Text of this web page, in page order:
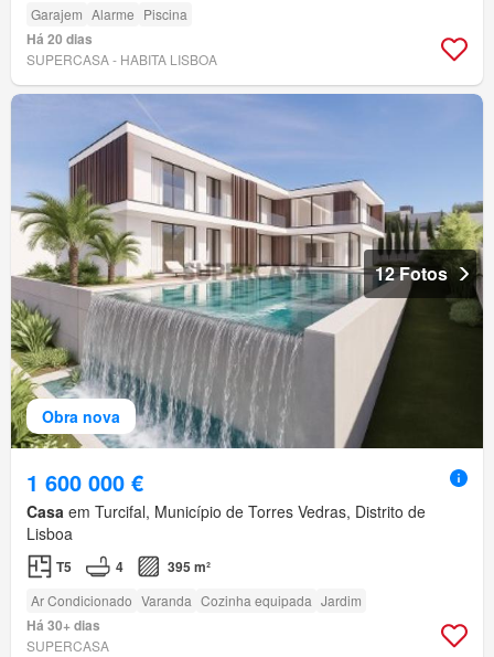
Garajem Alarme Piscina
Há 20 dias
SUPERCASA - HABITA LISBOA
Obra nova
12 Fotos
1 600 000 €
Casa em Turcifal, Município de Torres Vedras, Distrito de
Lisboa
T5 4 395 m²
Ar Condicionado Varanda Cozinha equipada Jardim
Há 30+ dias
SUPERCASA